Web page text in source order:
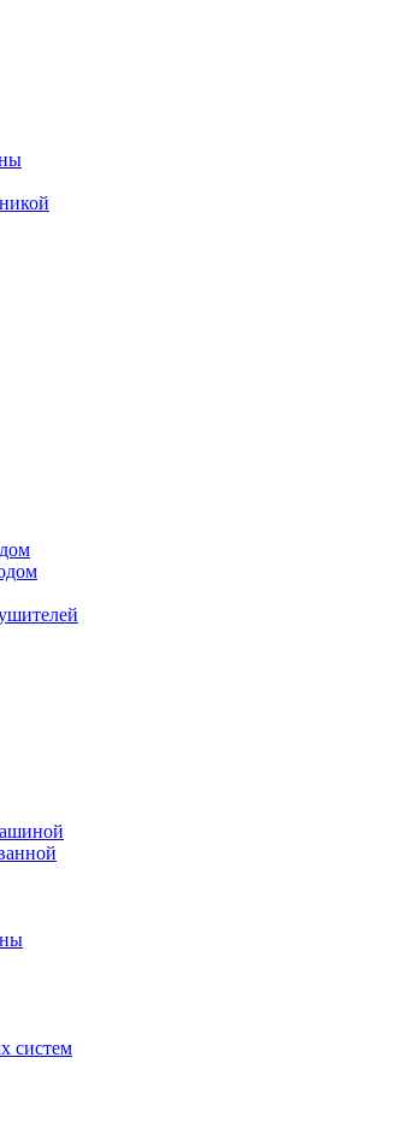
систем